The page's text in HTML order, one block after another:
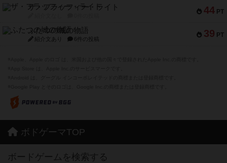
44 PT
ザ・フラッフィー・ライト
39 PT
ふたつの城の物語
紹介文あり 6件の投稿
ボドゲーマTOP
ボードゲームを検索する